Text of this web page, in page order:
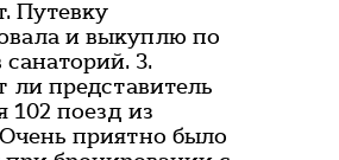
Путевку
и выкуплю по
санаторий. 3.
ли представитель
102 поезд из
приятно было